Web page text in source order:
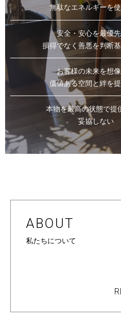
無駄なエネルギーを
安全・安心を最優
損得でなく善悪を判断
お客様の未来を想
価値ある空間と絆を
本物を最高の状態で提
妥協しない
ABOUT
私たちについて